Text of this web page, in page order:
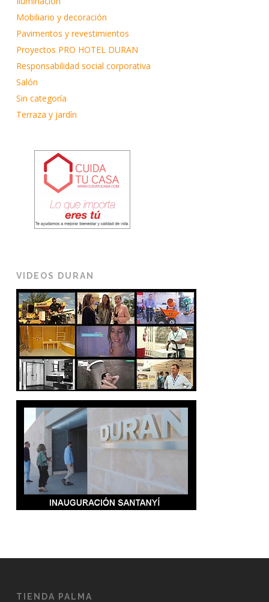
Mobiliario y decoración
Pavimentos y revestimientos
Proyectos PRO HOTEL DURAN
Responsabilidad social corporativa
Salón
Sin categoría
Terraza y jardín
VIDEOS DURAN
TIENDA PALMA